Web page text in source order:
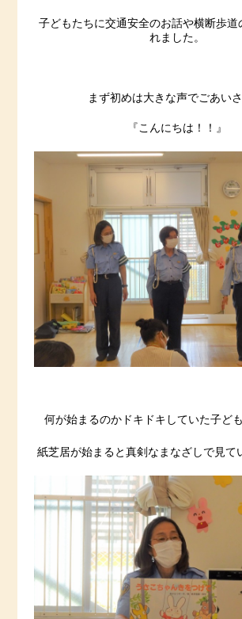
子どもたちに交通安全のお話や横断歩道
れました。
まず初めは大きな声でごあい
『こんにちは！！』
何が始まるのかドキドキしていた子ど
紙芝居が始まると真剣なまなざしで見て